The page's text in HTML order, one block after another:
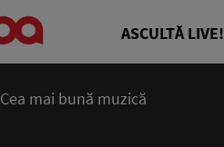
ASCULTĂ LIVE!
Cea mai bună muzică